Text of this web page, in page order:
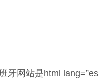
牙网站是html